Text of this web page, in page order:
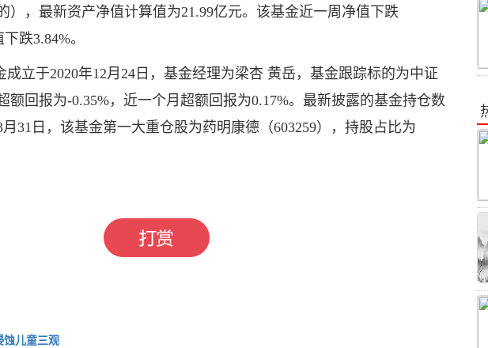
），最新资产净值计算值为21.99亿元。该基金近一周净值下跌
跌3.84%。
成立于2020年12月24日，基金经理为梁杏 黄岳，基金跟踪标的为中证
额回报为-0.35%，近一个月超额回报为0.17%。最新披露的基金持仓数
31日，该基金第一大重仓股为药明康德（603259），持股占比为
蚀儿童三观